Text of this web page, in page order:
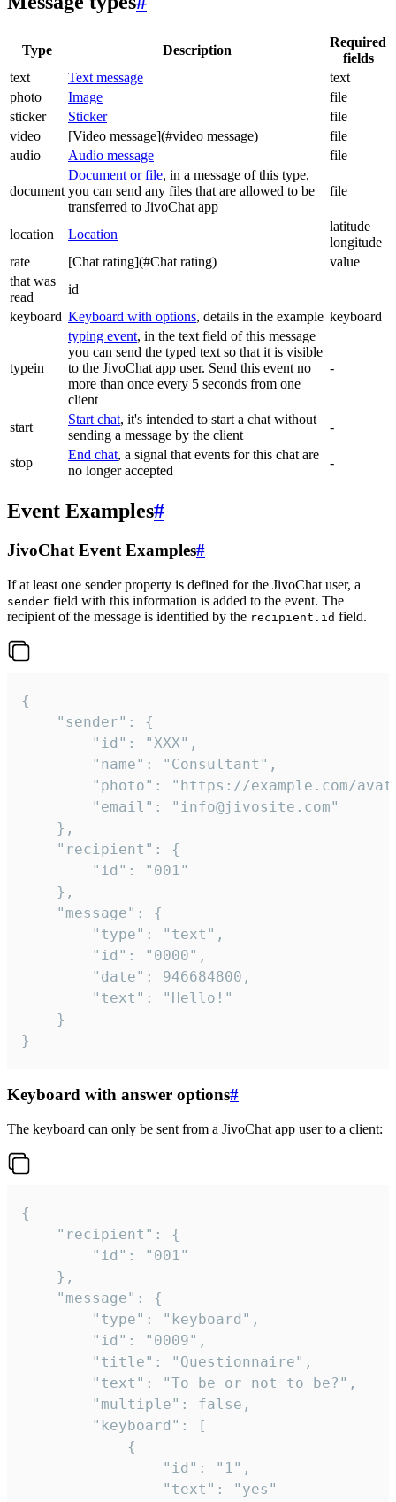
Type Description
Required
fields
text
Text message
text
photo
Image
file
sticker
Sticker
file
video
[Video message](#video message)
file
audio
Audio message file
document
Document or file, in a message of this type,
you can send any files that are allowed to be
transferred to JivoChat app
file
location Location
latitude
longitude
rate
[Chat rating](#Chat rating)
value
that was
read
id
keyboard Keyboard with options, details in the example keyboard
typein
typing event, in the text field of this message
you can send the typed text so that it is visible
to the JivoChat app user. Send this event no
more than once every 5 seconds from one
client
-
start
Start chat, it's intended to start a chat without
sending a message by the client
-
stop
End chat, a signal that events for this chat are
no longer accepted
-
Event Examples#
JivoChat Event Examples#
If at least one sender property is defined for the JivoChat user, a
sender field with this information is added to the event. The
recipient of the message is identified by the recipient.id field.
{
}
Keyboard with answer options#
The keyboard can only be sent from a JivoChat app user to a client:
{